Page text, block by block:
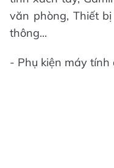
văn phòng, Thiết
thông...
- Phụ kiện máy